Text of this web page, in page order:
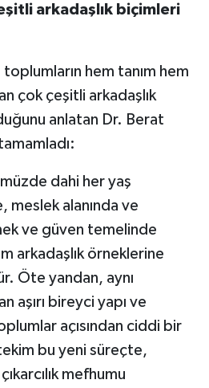
arkadaşlık biçimleri
toplumların hem tanım hem
çok çeşitli arkadaşlık
anlatan Dr. Berat
dahi her yaş
alanında ve
ve güven temelinde
arkadaşlık örneklerine
Öte yandan, aynı
aşırı bireyci yapı ve
açısından ciddi bir
bu yeni süreçte,
mefhumu